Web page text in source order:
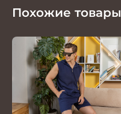
Похожие товары